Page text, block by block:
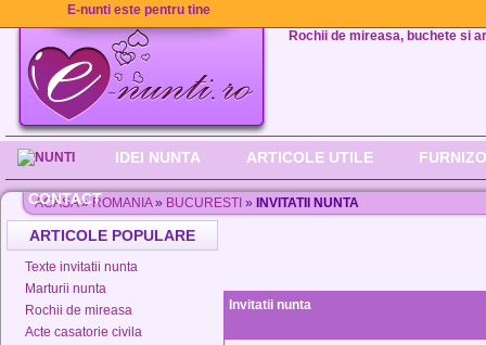
E-nunti este pentru tine
Rochii de mireasa, buchete si
IDEI NUNTA ARTICOLE UTILE
CONTACT
ACASA»ROMANIA» BUCURESTI » INVITATII NUNTA
ARTICOLE POPULARE
Texte invitatii nunta
Marturii nunta
Rochii de mireasa
Acte casatorie civila
Invitatii nunta